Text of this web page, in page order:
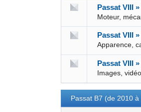
Passat VIII
Moteur,
Passat VIII
Apparence,
Passat VIII
Images,
Passat B7 (de 2010 à